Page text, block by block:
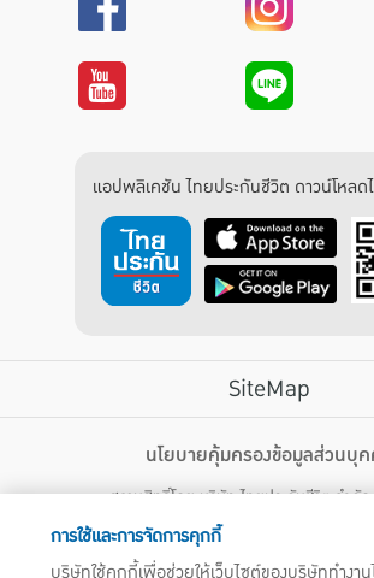
แอปพลิเคชัน ไทยประกันชีวิต ดาวน์โหลด
SiteMap
ไทยประกันชีวิต HEALTH CARE SOLUTIONS
สิทธิพิเศษ
แอปพลิเคชัน ไทยประกันชีวิต
นโยบายคุ้มครองข้อมูลส่วนบุ
สงวนสิทธิ์โดย บริษัท ไทยประกันชีวิต จำกั
123 ถนน รัชดาภิเษก แขวงดินแดง เขตดินแดง กรุงเท
การใช้และการจัดการคุกกี้
บริษัทใช้คุกกี้เพื่อช่วยให้เว็บไซต์ของบริษัททำงา